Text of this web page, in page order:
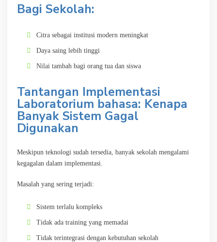
Bagi Sekolah:
Citra sebagai institusi modern meningkat
Daya saing lebih tinggi
Nilai tambah bagi orang tua dan siswa
Tantangan Implementasi
Laboratorium bahasa: Kenapa
Banyak Sistem Gagal
Digunakan
Meskipun teknologi sudah tersedia, banyak sekolah mengalami
kegagalan dalam implementasi.
Masalah yang sering terjadi:
Sistem terlalu kompleks
Tidak ada training yang memadai
Tidak terintegrasi dengan kebutuhan sekolah